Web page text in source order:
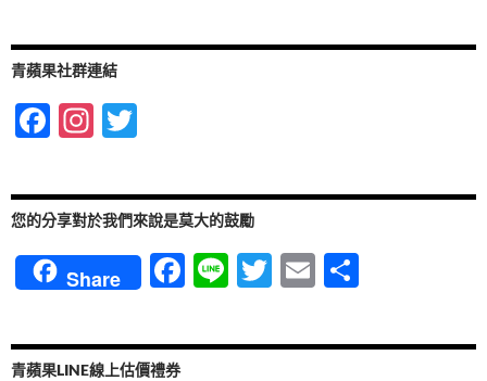
青蘋果社群連結
F
e
b
o
o
In
ag
ra
m
itt
er
您的分享對於我們來說是莫大的鼓勵
Share
F
e
Li
e
T
itt
E
ail
青蘋果LINE線上估價禮券